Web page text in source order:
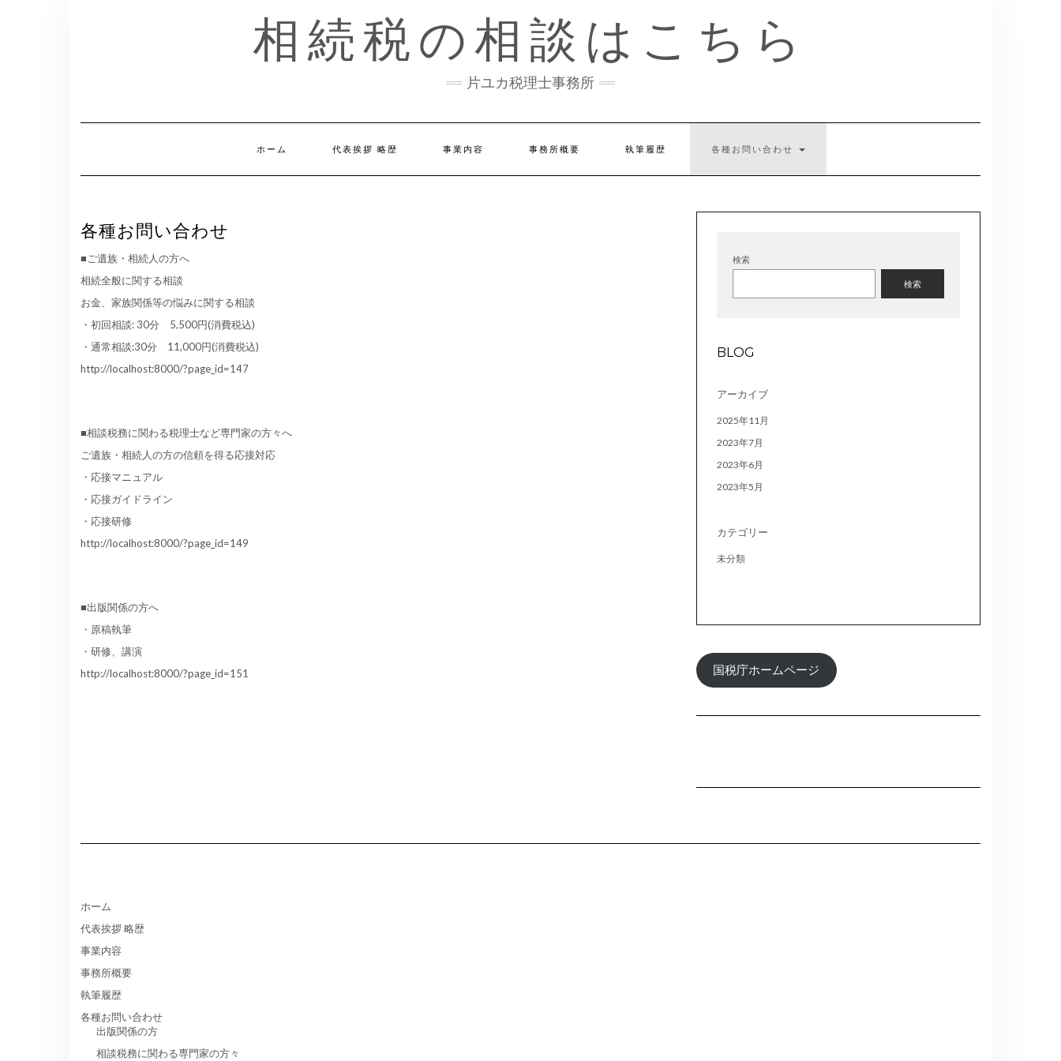
相続税の相談はこちら
片ユカ税理士事務所
ホーム 代表挨拶 略歴 事業内容 事務所概要 執筆履歴 各種お問い合わせ
各種お問い合わせ
■ご遺族・相続人の方へ
相続全般に関する相談
お金、家族関係等の悩みに関する相談
・初回相談: 30分 5,500円(消費税込)
・通常相談:30分 11,000円(消費税込)
http://localhost:8000/?page_id=147
■相談税務に関わる税理士など専門家の方々へ
ご遺族・相続人の方の信頼を得る応接対応
・応接マニュアル
・応接ガイドライン
・応接研修
http://localhost:8000/?page_id=149
■出版関係の方へ
・原稿執筆
・研修、講演
http://localhost:8000/?page_id=151
検索
検索
BLOG
アーカイブ
2025年11月
2023年7月
2023年6月
2023年5月
カテゴリー
未分類
国税庁ホームページ
ホーム
代表挨拶 略歴
事業内容
事務所概要
執筆履歴
各種お問い合わせ
出版関係の方
相談税務に関わる専門家の方々